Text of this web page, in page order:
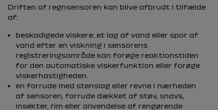
Driften af regnsensoren kan blive afbrudt i tilfælde
af:
beskadigede viskere: et lag af vand eller spor af
vand efter en viskning i sensorens
registreringsområde kan forøge reaktionstiden
for den automatiske viskerfunktion eller forøge
viskerhastigheden.
en forrude med stenslag eller revne i nærheden
af sensoren, forrude dækket af støv, snavs,
insekter, rim eller anvendelse af rengørende